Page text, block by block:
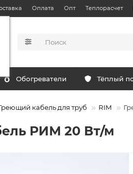
Оплата Опт Теплорасчет
Обогреватели Тёплый
кабель для труб RIM
РИМ 20 Вт/м